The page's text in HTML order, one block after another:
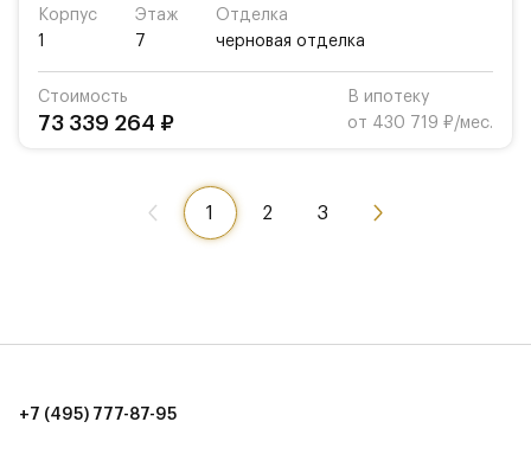
Корпус
1
Этаж
7
Отделка
черновая отделка
Стоимость
73 339 264 ₽
В ипотеку
от 430 719 ₽/мес.
1 2 3
+7 (495) 777-87-95